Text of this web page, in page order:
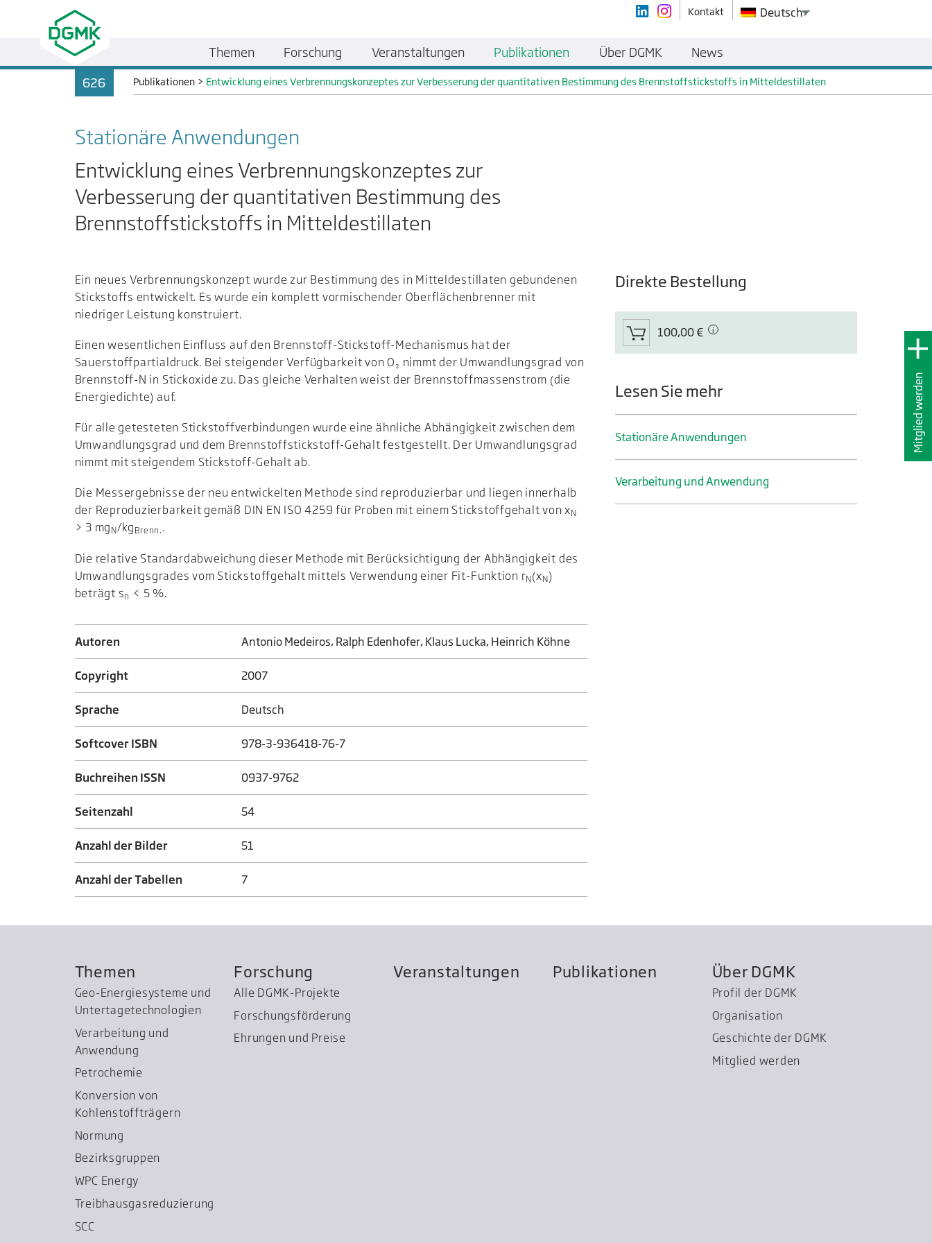
Mitglied werden
626 Publikationen > Entwicklung eines Verbrennungskonzeptes zur Verbesserung der quantitativen Bestimmung des Brennstoffstickstoffs in Mitteldestillaten
Stationäre Anwendungen
Entwicklung eines Verbrennungskonzeptes zur
Verbesserung der quantitativen Bestimmung des
Brennstoffstickstoffs in Mitteldestillaten
Ein neues Verbrennungskonzept wurde zur Bestimmung des in Mitteldestillaten gebundenen
Stickstoffs entwickelt. Es wurde ein komplett vormischender Oberflächenbrenner mit
niedriger Leistung konstruiert.
Einen wesentlichen Einfluss auf den Brennstoff-Stickstoff-Mechanismus hat der
Sauerstoffpartialdruck. Bei steigender Verfügbarkeit von O₂ nimmt der Umwandlungsgrad von
Brennstoff-N in Stickoxide zu. Das gleiche Verhalten weist der Brennstoffmassenstrom (die
Energiedichte) auf.
Für alle getesteten Stickstoffverbindungen wurde eine ähnliche Abhängigkeit zwischen dem
Umwandlungsgrad und dem Brennstoffstickstoff-Gehalt festgestellt. Der Umwandlungsgrad
nimmt mit steigendem Stickstoff-Gehalt ab.
Die Messergebnisse der neu entwickelten Methode sind reproduzierbar und liegen innerhalb
der Reproduzierbarkeit gemäß DIN EN ISO 4259 für Proben mit einem Stickstoffgehalt von xN
> 3 mg N/kg Brenn. .
Die relative Standardabweichung dieser Methode mit Berücksichtigung der Abhängigkeit des
Umwandlungsgrades vom Stickstoffgehalt mittels Verwendung einer Fit-Funktion rN(xN)
beträgt sn < 5 %.
Autoren Antonio Medeiros, Ralph Edenhofer, Klaus Lucka, Heinrich Köhne
Copyright 2007
Sprache Deutsch
Softcover ISBN 978-3-936418-76-7
Buchreihen ISSN 0937-9762
Seitenzahl 54
Anzahl der Bilder 51
Anzahl der Tabellen 7
Direkte Bestellung
100,00 €
Lesen Sie mehr
Stationäre Anwendungen
Verarbeitung und Anwendung
Themen
Geo-Energiesysteme und
Untertage­technologien
Verarbeitung und
Anwendung
Petrochemie
Konversion von
Kohlenstoffträgern
Normung
Bezirksgruppen
WPC Energy
Treibhausgas­reduzierung
SCC
Forschung
Alle DGMK-Projekte
Forschungsförderung
Ehrungen und Preise
Veranstaltungen Publikationen Über DGMK
Profil der DGMK
Organisation
Geschichte der DGMK
Mitglied werden
Kontakt Deutsch
Themen Forschung Veranstaltungen Publikationen Über DGMK News